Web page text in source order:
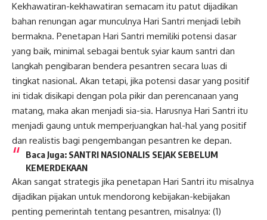
Kekhawatiran-kekhawatiran semacam itu patut dijadikan
bahan renungan agar munculnya Hari Santri menjadi lebih
bermakna. Penetapan Hari Santri memiliki potensi dasar
yang baik, minimal sebagai bentuk syiar kaum santri dan
langkah pengibaran bendera pesantren secara luas di
tingkat nasional. Akan tetapi, jika potensi dasar yang positif
ini tidak disikapi dengan pola pikir dan perencanaan yang
matang, maka akan menjadi sia-sia. Harusnya Hari Santri itu
menjadi gaung untuk memperjuangkan hal-hal yang positif
dan realistis bagi pengembangan pesantren ke depan.
Baca Juga: SANTRI NASIONALIS SEJAK SEBELUM
KEMERDEKAAN
Akan sangat strategis jika penetapan Hari Santri itu misalnya
dijadikan pijakan untuk mendorong kebijakan-kebijakan
penting pemerintah tentang pesantren, misalnya: (1)